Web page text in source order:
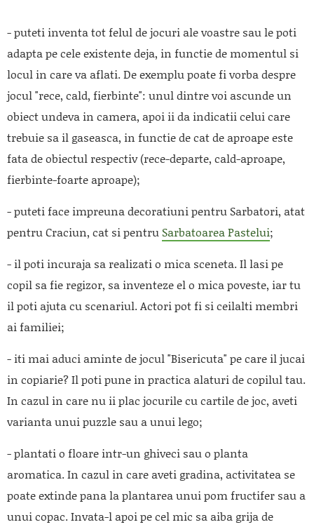
- puteti inventa tot felul de jocuri ale voastre sau le poti
adapta pe cele existente deja, in functie de momentul si
locul in care va aflati. De exemplu poate fi vorba despre
jocul "rece, cald, fierbinte": unul dintre voi ascunde un
obiect undeva in camera, apoi ii da indicatii celui care
trebuie sa il gaseasca, in functie de cat de aproape este
fata de obiectul respectiv (rece-departe, cald-aproape,
fierbinte-foarte aproape);
- puteti face impreuna decoratiuni pentru Sarbatori, atat
pentru Craciun, cat si pentru Sarbatoarea Pastelui;
- il poti incuraja sa realizati o mica sceneta. Il lasi pe
copil sa fie regizor, sa inventeze el o mica poveste, iar tu
il poti ajuta cu scenariul. Actori pot fi si ceilalti membri
ai familiei;
- iti mai aduci aminte de jocul "Bisericuta" pe care il jucai
in copiarie? Il poti pune in practica alaturi de copilul tau.
In cazul in care nu ii plac jocurile cu cartile de joc, aveti
varianta unui puzzle sau a unui lego;
- plantati o floare intr-un ghiveci sau o planta
aromatica. In cazul in care aveti gradina, activitatea se
poate extinde pana la plantarea unui pom fructifer sau a
unui copac. Invata-l apoi pe cel mic sa aiba grija de